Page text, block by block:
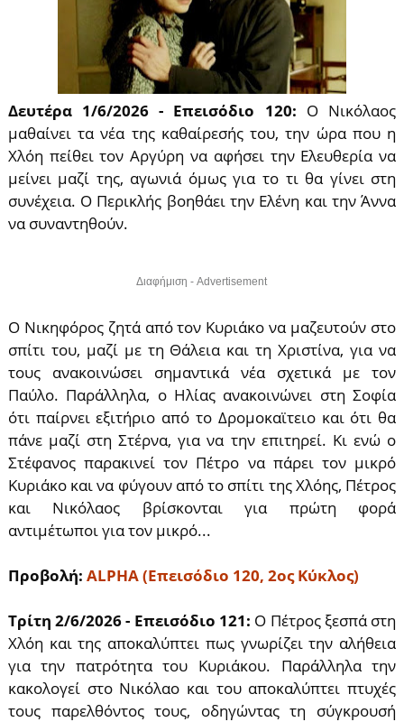
Δευτέρα 1/6/2026 - Επεισόδιο 120: Ο Νικόλαος
μαθαίνει τα νέα της καθαίρεσής του, την ώρα που η
Χλόη πείθει τον Αργύρη να αφήσει την Ελευθερία να
μείνει μαζί της, αγωνιά όμως για το τι θα γίνει στη
συνέχεια. Ο Περικλής βοηθάει την Ελένη και την Άννα
να συναντηθούν.
Διαφήμιση - Advertisement
Ο Νικηφόρος ζητά από τον Κυριάκο να μαζευτούν στο
σπίτι του, μαζί με τη Θάλεια και τη Χριστίνα, για να
τους ανακοινώσει σημαντικά νέα σχετικά με τον
Παύλο. Παράλληλα, ο Ηλίας ανακοινώνει στη Σοφία
ότι παίρνει εξιτήριο από το Δρομοκαϊτειο και ότι θα
πάνε μαζί στη Στέρνα, για να την επιτηρεί. Κι ενώ ο
Στέφανος παρακινεί τον Πέτρο να πάρει τον μικρό
Κυριάκο και να φύγουν από το σπίτι της Χλόης, Πέτρος
και Νικόλαος βρίσκονται για πρώτη φορά
αντιμέτωποι για τον μικρό...
Προβολή: ALPHA (Επεισόδιο 120, 2ος Κύκλος)
Τρίτη2/6/2026- Επεισόδιο 121: O Πέτρος ξεσπά στη
Χλόη και της αποκαλύπτει πως γνωρίζει την αλήθεια
για την πατρότητα του Κυριάκου. Παράλληλα την
κακολογεί στο Νικόλαο και του αποκαλύπτει πτυχές
τους παρελθόντος τους, οδηγώντας τη σύγκρουσή